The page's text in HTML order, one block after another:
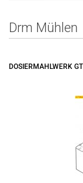
Drm Mühlen
DOSIERMAHLWERK